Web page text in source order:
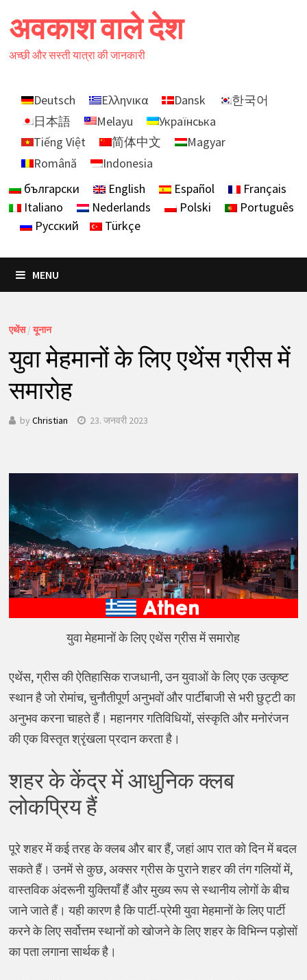
to
content
अवकाश वाले देश
अच्छी और सस्ती यात्रा की जानकारी
Deutsch Ελληνικα Dansk
한국어
日本語
Melayu
Українська
Tiếng Việt
简体中文
Magyar
Română
Indonesia
български
English Español
Français
Italiano
Nederlands Polski
Português
Русский
Türkçe
MENU
एथेंस/यूनान
युवा मेहमानों के लिए एथेंस ग्रीस में
समारोह
by Christian 23. जनवरी 2023
युवा मेहमानों के लिए एथेंस ग्रीस में समारोह
एथेंस, ग्रीस की ऐतिहासिक राजधानी, उन युवाओं के लिए एक उत्कृष्ट
स्थान है जो रोमांच, चुनौतीपूर्ण अनुभवों और पार्टीबाजी से भरी छुट्टी का
अनुभव करना चाहते हैं। महानगर गतिविधियों, संस्कृति और मनोरंजन
की एक विस्तृत श्रृंखला प्रदान करता है।
शहर के केंद्र में आधुनिक क्लब
लोकप्रिय हैं
पूरे शहर में कई तरह के क्लब और बार हैं, जहां आप रात को दिन में बदल
सकते हैं। उनमें से कुछ, अक्सर ग्रीस के पुराने शहर की तंग गलियों में,
वास्तविक अंदरूनी युक्तियाँ हैं और मुख्य रूप से स्थानीय लोगों के बीच
जाने जाते हैं। यही कारण है कि पार्टी-प्रेमी युवा मेहमानों के लिए पार्टी
करने के लिए सर्वोत्तम स्थानों को खोजने के लिए शहर के विभिन्न पड़ोसों
का पता लगाना सार्थक है।